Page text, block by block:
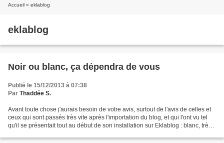
Accueil » eklablog
eklablog
Noir ou blanc, ça dépendra de vous
Publié le 15/12/2013 à 07:38
Par Thaddée S.
Avant toute chose j'aurais besoin de votre avis, surtout de l'avis de celles et
ceux qui sont passés très vite après l'importation du blog, et qui l'ont vu tel
qu'il se présentait tout au début de son installation sur Eklablog : blanc, très